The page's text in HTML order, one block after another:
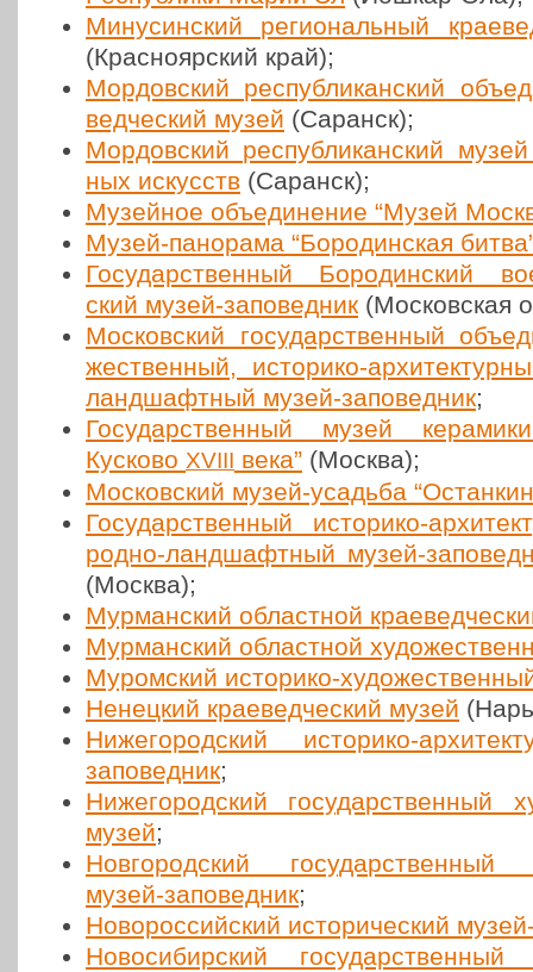
Мину­син­ский реги­о­наль­ный
(Крас­но­яр­ский край);
Мор­дов­ский рес­пуб­ли­кан­ский
вед­че­ский музей (Саранск);
Мор­дов­ский рес­пуб­ли­кан­ский
ных искусств (Саранск);
Музей­ное объ­еди­не­ние “Музей
Музей-пано­ра­ма “Боро­дин­ская
Госу­дар­ствен­ный Боро­дин­ский
ский музей-запо­вед­ник (Мос­ков­ская
Мос­ков­ский госу­дар­ствен­ный
же­ствен­ный, исто­ри­ко-
ланд­шафт­ный музей-запо­вед­ник;
Госу­дар­ствен­ный музей
Кусково XVIII века” (Москва);
Мос­ков­ский музей-усадьба
Госу­дар­ствен­ный исто­ри­ко-
род­но-ланд­шафт­ный музей-
(Москва);
Мур­ман­ский област­ной
Мур­ман­ский област­ной
Муром­ский исто­ри­ко-
Ненец­кий кра­е­вед­че­ский музей
Ниже­го­род­ский исто­ри­ко-
запо­вед­ник;
Ниже­го­род­ский госу­дар­ствен­ный
музей;
Нов­го­род­ский госу­дар­ствен­ный
музей-запо­вед­ник;
Ново­рос­сий­ский исто­ри­че­ский
Ново­си­бир­ский госу­дар­ствен­ный